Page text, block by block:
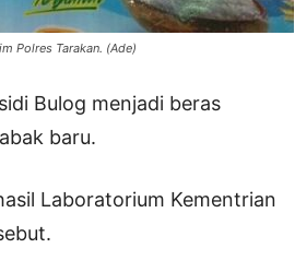
Polres Tarakan. (Ade)
Bulog menjadi beras
baru.
Laboratorium Kementrian